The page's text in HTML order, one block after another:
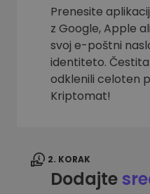
Prenesite
z Google, Apple
svoj e-poštni
identiteto.
odklenili celoten
Kriptomat!
2. KORAK
Dodajte